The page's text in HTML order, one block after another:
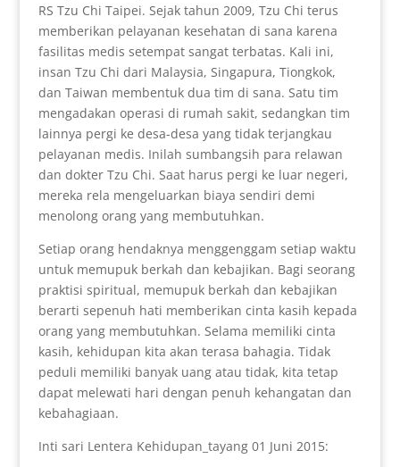
RS Tzu Chi Taipei. Sejak tahun 2009, Tzu Chi terus
memberikan pelayanan kesehatan di sana karena
fasilitas medis setempat sangat terbatas. Kali ini,
insan Tzu Chi dari Malaysia, Singapura, Tiongkok,
dan Taiwan membentuk dua tim di sana. Satu tim
mengadakan operasi di rumah sakit, sedangkan tim
lainnya pergi ke desa-desa yang tidak terjangkau
pelayanan medis. Inilah sumbangsih para relawan
dan dokter Tzu Chi. Saat harus pergi ke luar negeri,
mereka rela mengeluarkan biaya sendiri demi
menolong orang yang membutuhkan.
Setiap orang hendaknya menggenggam setiap waktu
untuk memupuk berkah dan kebajikan. Bagi seorang
praktisi spiritual, memupuk berkah dan kebajikan
berarti sepenuh hati memberikan cinta kasih kepada
orang yang membutuhkan. Selama memiliki cinta
kasih, kehidupan kita akan terasa bahagia. Tidak
peduli memiliki banyak uang atau tidak, kita tetap
dapat melewati hari dengan penuh kehangatan dan
kebahagiaan.
Inti sari Lentera Kehidupan_tayang 01 Juni 2015: